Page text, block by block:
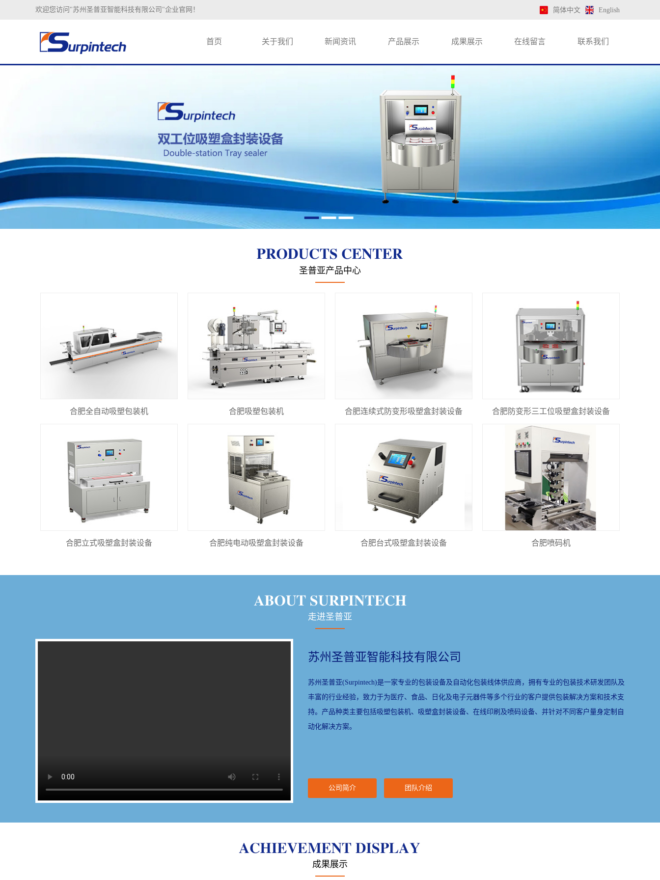
欢迎您访问"苏州圣普亚智能科技有限公司"企业官网！ 简体中文 English
首页 关于我们 新闻资讯 产品展示 成果展示 在线留言 联系我们
圣普亚产品中心
合肥全自动吸塑包装机 合肥吸塑包装机 合肥连续式防变形吸塑盒封装设备 合肥防变形三工位吸塑盒封装设备
合肥立式吸塑盒封装设备 合肥纯电动吸塑盒封装设备 合肥台式吸塑盒封装设备 合肥喷码机
走进圣普亚
苏州圣普亚智能科技有限公司
苏州圣普亚(Surpintech)是一家专业的包装设备及自动化包装线体供应商，拥有专业的包装技术研发团队及
丰富的行业经验，致力于为医疗、食品、日化及电子元器件等多个行业的客户提供包装解决方案和技术支
持。产品种类主要包括吸塑包装机、吸塑盒封装设备、在线印刷及喷码设备、并针对不同客户量身定制自
动化解决方案。
公司简介 团队介绍
成果展示